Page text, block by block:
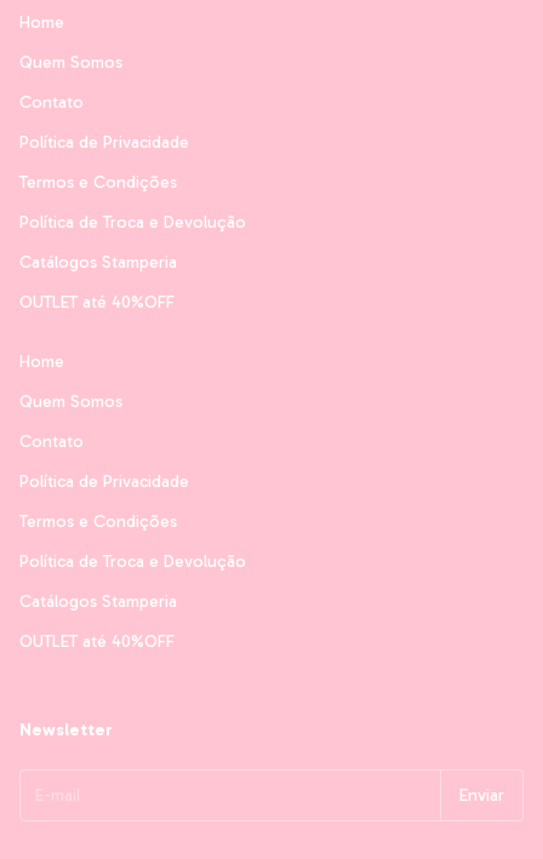
Home
Quem Somos
Contato
Política de Privacidade
Termos e Condições
Política de Troca e Devolução
Catálogos Stamperia
OUTLET até 40%OFF
Home
Quem Somos
Contato
Política de Privacidade
Termos e Condições
Política de Troca e Devolução
Catálogos Stamperia
OUTLET até 40%OFF
Newsletter